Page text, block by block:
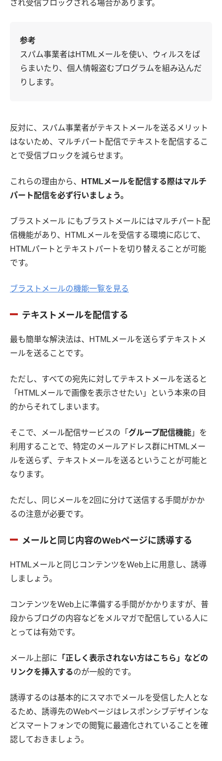
され受信ブロックされる場合があります。
参考
スパム事業者はHTMLメールを使い、ウィルスをば
らまいたり、個人情報盗むプログラムを組み込んだ
りします。
反対に、スパム事業者がテキストメールを送るメリット
はないため、マルチパート配信でテキストを配信するこ
とで受信ブロックを減らせます。
これらの理由から、
HTMLメールを配信する際はマルチ
パート配信を必ず行いましょう。
ブラストメール にもブラストメールにはマルチパート配
信機能があり、HTMLメールを受信する環境に応じて、
HTMLパートとテキストパートを切り替えることが可能
です。
ブラストメールの機能一覧を見る
テキストメールを配信する
最も簡単な解決法は、HTMLメールを送らずテキストメ
ールを送ることです。
ただし、すべての宛先に対してテキストメールを送ると
「HTMLメールで画像を表示させたい」という本来の目
的からそれてしまいます。
そこで、メール配信サービスの「 グループ配信機能 」を
利用することで、特定のメールアドレス群にHTMLメー
ルを送らず、テキストメールを送るということが可能と
なります。
ただし、同じメールを2回に分けて送信する手間がかか
るの注意が必要です。
メールと同じ内容のWebページに誘導する
HTMLメールと同じコンテンツをWeb上に用意し、誘導
しましょう。
コンテンツをWeb上に準備する手間がかかりますが、普
段からブログの内容などをメルマガで配信している人に
とっては有効です。
メール上部に 「正しく表示されない方はこちら」などの
リンクを挿入するのが一般的です。
誘導するのは基本的にスマホでメールを受信した人とな
るため、誘導先のWebページはレスポンシブデザインな
どスマートフォンでの閲覧に最適化されていることを確
認しておきましょう。